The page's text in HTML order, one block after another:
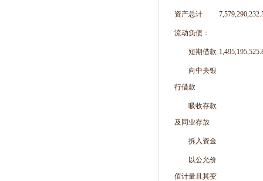
资产总计
流动负债：
短期借款
向中央银
行借款
吸收存款
及同业存放
拆入资金
以公允价
值计量且其变